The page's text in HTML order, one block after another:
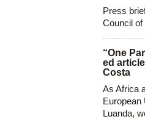
Press
Council
“One
ed
Costa
As Africa
European
Luanda,